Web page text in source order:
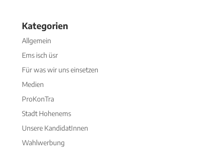
Kategorien
Allgemein
Ems isch üsr
Für was wir uns einsetzen
Medien
ProKonTra
Stadt Hohenems
Unsere KandidatInnen
Wahlwerbung